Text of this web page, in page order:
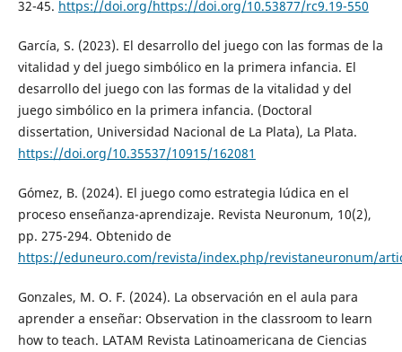
32-45. https://doi.org/https://doi.org/10.53877/rc9.19-550
García, S. (2023). El desarrollo del juego con las formas de la
vitalidad y del juego simbólico en la primera infancia. El
desarrollo del juego con las formas de la vitalidad y del
juego simbólico en la primera infancia. (Doctoral
dissertation, Universidad Nacional de La Plata), La Plata.
https://doi.org/10.35537/10915/162081
Gómez, B. (2024). El juego como estrategia lúdica en el
proceso enseñanza-aprendizaje. Revista Neuronum, 10(2),
pp. 275-294. Obtenido de
https://eduneuro.com/revista/index.php/revistaneuronum/
Gonzales, M. O. F. (2024). La observación en el aula para
aprender a enseñar: Observation in the classroom to learn
how to teach. LATAM Revista Latinoamericana de Ciencias